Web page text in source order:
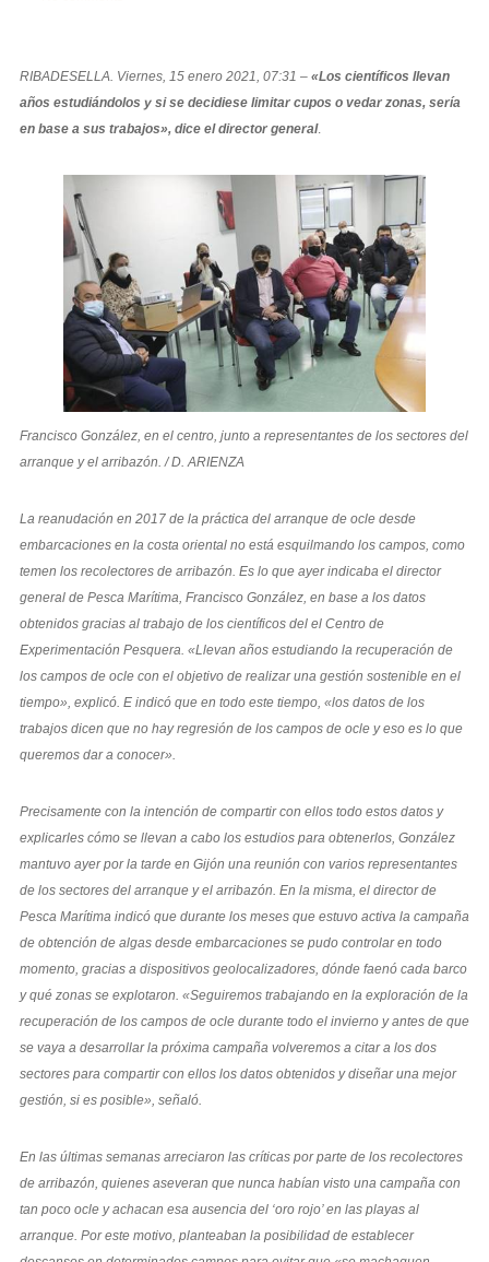
RIBADESELLA. Viernes, 15 enero 2021, 07:31 – «Los científicos llevan
años estudiándolos y si se decidiese limitar cupos o vedar zonas, sería
en base a sus trabajos», dice el director general.
Francisco González, en el centro, junto a representantes de los sectores del
arranque y el arribazón. / D. ARIENZA
La reanudación en 2017 de la práctica del arranque de ocle desde
embarcaciones en la costa oriental no está esquilmando los campos, como
temen los recolectores de arribazón. Es lo que ayer indicaba el director
general de Pesca Marítima, Francisco González, en base a los datos
obtenidos gracias al trabajo de los científicos del el Centro de
Experimentación Pesquera. «Llevan años estudiando la recuperación de
los campos de ocle con el objetivo de realizar una gestión sostenible en el
tiempo», explicó. E indicó que en todo este tiempo, «los datos de los
trabajos dicen que no hay regresión de los campos de ocle y eso es lo que
queremos dar a conocer».
Precisamente con la intención de compartir con ellos todo estos datos y
explicarles cómo se llevan a cabo los estudios para obtenerlos, González
mantuvo ayer por la tarde en Gijón una reunión con varios representantes
de los sectores del arranque y el arribazón. En la misma, el director de
Pesca Marítima indicó que durante los meses que estuvo activa la campaña
de obtención de algas desde embarcaciones se pudo controlar en todo
momento, gracias a dispositivos geolocalizadores, dónde faenó cada barco
y qué zonas se explotaron. «Seguiremos trabajando en la exploración de la
recuperación de los campos de ocle durante todo el invierno y antes de que
se vaya a desarrollar la próxima campaña volveremos a citar a los dos
sectores para compartir con ellos los datos obtenidos y diseñar una mejor
gestión, si es posible», señaló.
En las últimas semanas arreciaron las críticas por parte de los recolectores
de arribazón, quienes aseveran que nunca habían visto una campaña con
tan poco ocle y achacan esa ausencia del ‘oro rojo’ en las playas al
arranque. Por este motivo, planteaban la posibilidad de establecer